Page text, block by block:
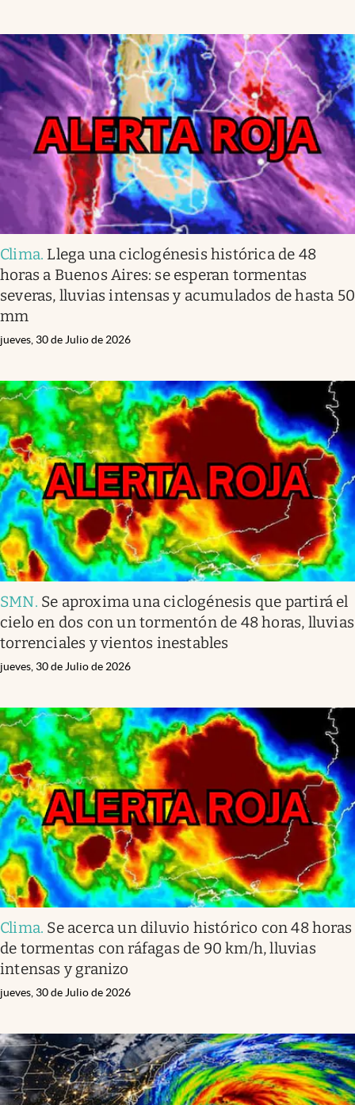
Clima. Llega una ciclogénesis histórica de 48
horas a Buenos Aires: se esperan tormentas
severas, lluvias intensas y acumulados de hasta 50
mm
jueves, 30 de Julio de 2026
SMN. Se aproxima una ciclogénesis que partirá el
cielo en dos con un tormentón de 48 horas, lluvias
torrenciales y vientos inestables
jueves, 30 de Julio de 2026
Clima. Se acerca un diluvio histórico con 48 horas
de tormentas con ráfagas de 90 km/h, lluvias
intensas y granizo
jueves, 30 de Julio de 2026